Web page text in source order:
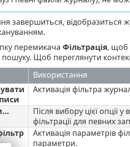
завершиться, відобразиться
перемикача Фільтрація, щоб
пошуку. Щоб переглянути
Використання
Активація фільтра
Після вибору цієї опції
фільтрації для певних
Активація параметрів
параметри.